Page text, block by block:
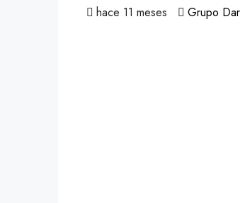
hace 11 meses Grupo